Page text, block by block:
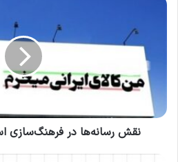
نقش رسانه‌ها در فرهنگ‌سازی